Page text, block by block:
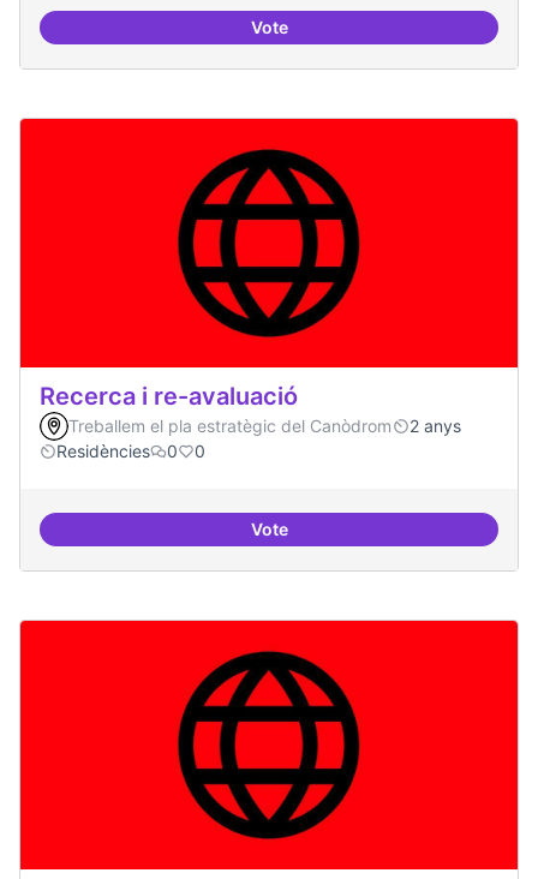
VoteRefugi en cas d'un tall a internet
Recerca i re-avaluació
Treballem el pla estratègic del Canòdrom
2 anys
Residències
0 0
VoteRecerca i re-avaluació